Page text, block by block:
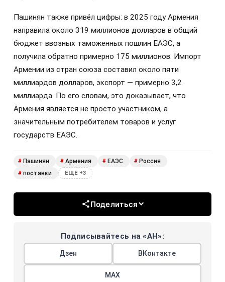
Пашинян также привёл цифры: в 2025 году Армения
направила около 319 миллионов долларов в общий
бюджет ввозных таможенных пошлин ЕАЭС, а
получила обратно примерно 175 миллионов. Импорт
Армении из стран союза составил около пяти
миллиардов долларов, экспорт — примерно 3,2
миллиарда. По его словам, это доказывает, что
Армения является не просто участником, а
значительным потребителем товаров и услуг
государств ЕАЭС.
# Пашинян # Армения # ЕАЭС # Россия
# поставки ЕЩЕ +3
Поделиться
Подписывайтесь на «АН»:
Дзен ВКонтакте
МАХ